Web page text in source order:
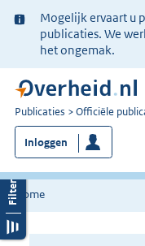
Ter
informatie:
Mogelijk ervaart u
publicaties. We
het ongemak.
U
bent
nu
hier:
Publicaties Officiële
Inloggen
Home